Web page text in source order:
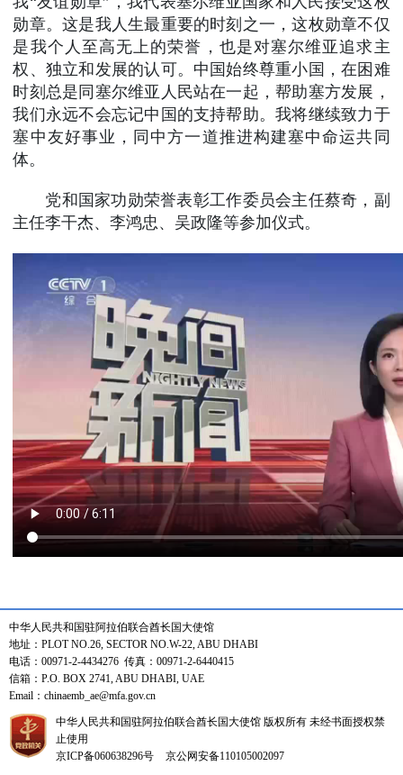
勋章。这是我人生最重要的时刻之一，这枚勋章不仅
是我个人至高无上的荣誉，也是对塞尔维亚追求主
权、独立和发展的认可。中国始终尊重小国，在困难
时刻总是同塞尔维亚人民站在一起，帮助塞方发展，
我们永远不会忘记中国的支持帮助。我将继续致力于
塞中友好事业，同中方一道推进构建塞中命运共同
体。
党和国家功勋荣誉表彰工作委员会主任蔡奇，副
主任李干杰、李鸿忠、吴政隆等参加仪式。
中华人民共和国驻阿拉伯联合酋长国大使馆 版权所有 未经书面授权禁
止使用
京ICP备060638296号
京公网安备110105002097
中华人民共和国驻阿拉伯联合酋长国大使馆
地址：PLOT NO.26, SECTOR NO.W-22, ABU DHABI
电话：00971-2-4434276 传真：00971-2-6440415
信箱：P.O. BOX 2741, ABU DHABI, UAE
Email：chinaemb_ae@mfa.gov.cn